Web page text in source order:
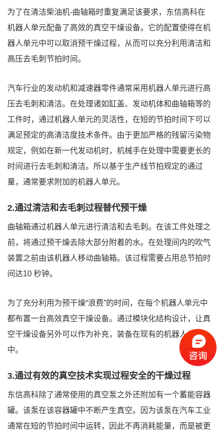
为了在清洁柴油机-曲轴箱时重复满足该要求，东信高科在
机器人单元配备了高效的真空干燥设备。它的配置使得在机
器人单元中可以取消预干燥过程，从而可以充分利用清洁和
高压去毛刺节拍时间。
汽车行业的发动机和减速器零件通常采用机器人单元进行高
压去毛刺和清洁。在处理诸如缸盖、发动机体和曲轴箱等的
工件时，通过机器人单元的灵活性，在短的节拍时间下可以
满足预定的高清洁度技术条件。由于更加严格的残留污染物
规定，例如在新一代发动机时，机械手在处理中需要更长的
时间进行去毛刺和清洁。所以基于生产线节拍规定的通过
量，通常要求附加的机器人单元。
2.通过清洁和去毛刺过程替代预干燥
曲轴箱通过机器人单元进行清洁和去毛刺。在该工件处理之
前，将通过预干燥去除大部分附着的水。在处理间内的吹气
装置之前由该机器人移动曲轴箱。该过程需要占用总节拍时
间达10 秒钟。
为了充分利用为预干燥“浪费”的时间，在每个机器人单元中
都布置一台高效真空干燥设备。通过模块化结构设计，让真
空干燥设备另外可以作为补充，装备在现有的机器人单元
中。
3.通过有效的真空技术实现过程安全的干燥过程
东信高科除了通常使用的真空泵之外还附加有一个蓄能容器
罐。该泵在该容器罐中不断产生真空。因为该泵在汽车工业
通常在短的节拍时间中运转，因此不再消耗能量，而是被更